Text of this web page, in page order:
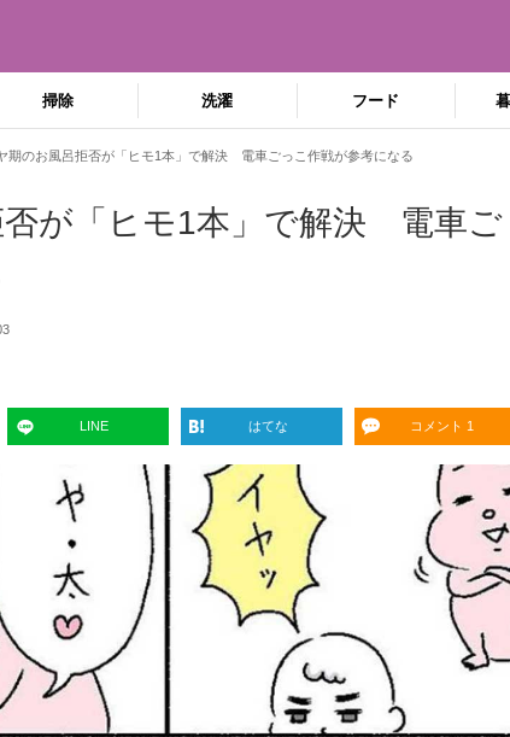
掃除 洗濯 フード
期のお風呂拒否が「ヒモ1本」で解決 電車ごっこ作戦が参考になる
が「ヒモ1本」で解決 電車ご
LINE はてな コメント 1